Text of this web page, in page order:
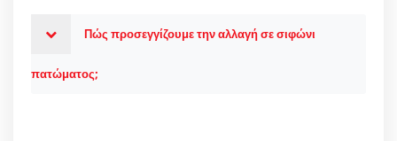
Πώς προσεγγίζουμε την αλλαγή σε σιφώνι
πατώματος;